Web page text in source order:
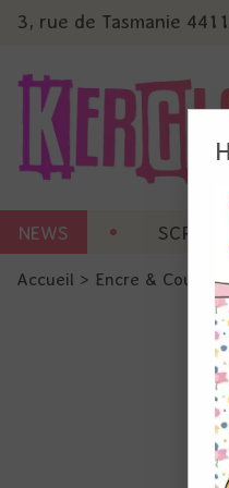
3, rue de Tasmanie
NEWS SCRAP
Accueil > Encre & Couleur